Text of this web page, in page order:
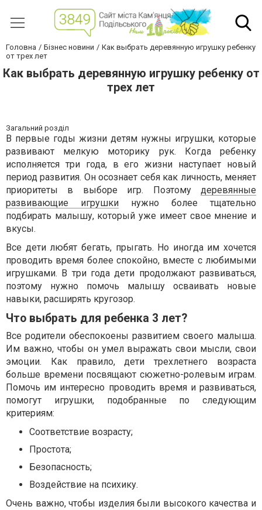
Головна Бізнес новини
Как выбрать деревянную игрушку ребенку
от трех лет
Как выбрать деревянную игрушку ребенку от
трех лет
Загальний розділ
В первые годы жизни детям нужны игрушки, которые
развивают мелкую моторику рук. Когда ребенку
исполняется три года, в его жизни наступает новый
период развития. Он осознает себя как личность, меняет
приоритеты в выборе игр. Поэтому деревянные
развивающие игрушки нужно более тщательно
подбирать малышу, который уже имеет свое мнение и
вкусы.
Все дети любят бегать, прыгать. Но иногда им хочется
проводить время более спокойно, вместе с любимыми
игрушками. В три года дети продолжают развиваться,
поэтому нужно помочь малышу осваивать новые
навыки, расширять кругозор.
Что выбрать для ребенка 3 лет?
Все родители обеспокоены развитием своего малыша.
Им важно, чтобы он умел выражать свои мысли, свои
эмоции. Как правило, дети трехлетнего возраста
больше времени посвящают сюжетно-ролевым играм.
Помочь им интересно проводить время и развиваться,
помогут игрушки, подобранные по следующим
критериям:
Соответствие возрасту;
Простота;
Безопасность;
Воздействие на психику.
Очень важно, чтобы изделия были высокого качества и